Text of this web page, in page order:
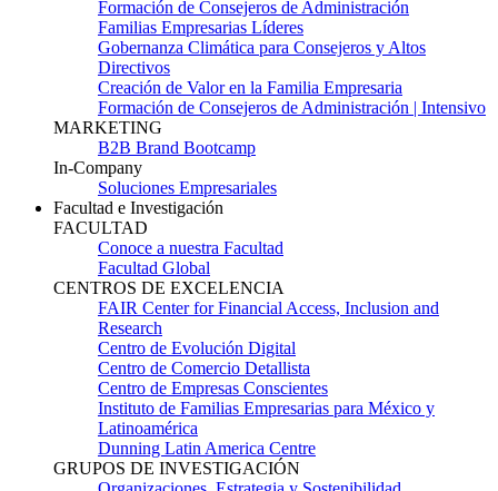
Formación de Consejeros de Administración
Familias Empresarias Líderes
Gobernanza Climática para Consejeros y Altos
Directivos
Creación de Valor en la Familia Empresaria
Formación de Consejeros de Administración | Intensivo
MARKETING
B2B Brand Bootcamp
In-Company
Soluciones Empresariales
Facultad e Investigación
FACULTAD
Conoce a nuestra Facultad
Facultad Global
CENTROS DE EXCELENCIA
FAIR Center for Financial Access, Inclusion and
Research
Centro de Evolución Digital
Centro de Comercio Detallista
Centro de Empresas Conscientes
Instituto de Familias Empresarias para México y
Latinoamérica
Dunning Latin America Centre
GRUPOS DE INVESTIGACIÓN